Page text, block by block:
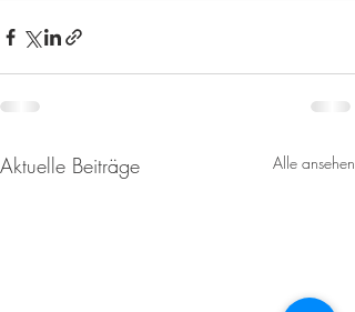
Aktuelle Beiträge Alle ansehen